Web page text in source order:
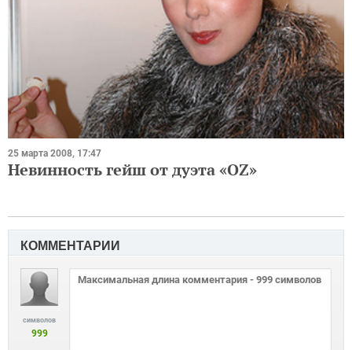
25 марта 2008, 17:47
Невинность гейш от дуэта «OZ»
КОММЕНТАРИИ
символов
999